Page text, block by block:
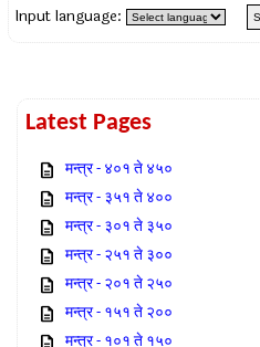
Input language:
Latest Pages
मन्त्र - ४०१ ते ४५०
मन्त्र - ३५१ ते ४००
मन्त्र - ३०१ ते ३५०
मन्त्र - २५१ ते ३००
मन्त्र - २०१ ते २५०
मन्त्र - १५१ ते २००
मन्त्र - १०१ ते १५०